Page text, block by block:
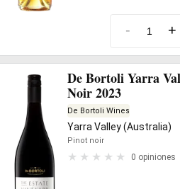
- +
De Bortoli Yarra
Noir 2023
De Bortoli Wines
Yarra Valley (Australia)
Pinot noir
0 opiniones